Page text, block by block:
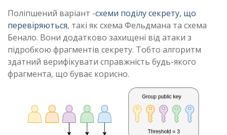
Поліпшений варіант -схеми поділу секрету, що
перевіряються, такі як схема Фельдмана та схема
Бенало. Вони додатково захищені від атаки з
підробкою фрагментів секрету. Тобто алгоритм
здатний верифікувати справжність будь-якого
фрагмента, що буває корисно.